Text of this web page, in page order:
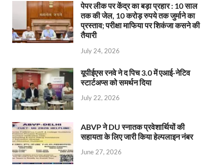
पेपर लीक पर केंद्र का बड़ा प्रहार : 10 साल
तक की जेल, 10 करोड़ रुपये तक जुर्माने का
प्रस्ताव; परीक्षा माफिया पर शिकंजा कसने की
तैयारी
July 24, 2026
यूपीईएस रनवे ने द पिच 3.0 में एआई-नेटिव
स्टार्टअप्स को समर्थन दिया
July 22, 2026
ABVP ने DU स्नातक प्रवेशार्थियों की
सहायता के लिए जारी किया हेल्पलाइन नंबर
June 27, 2026